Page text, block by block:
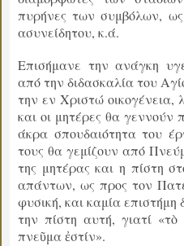
πυρήνες των συμβόλων, ως
ασυνείδητου, κ.ά.
Επισήμανε την ανάγκη
από την διδασκαλία του
την εν Χριστώ οικογένεια,
και οι μητέρες θα γεννούν
άκρα σπουδαιότητα του
τους θα γεμίζουν από
της μητέρας και η πίστη
απάντων, ως προς τον
φυσική, και καμία επιστήμη
την πίστη αυτή, γιατί
πνεῦμα ἐστίν».